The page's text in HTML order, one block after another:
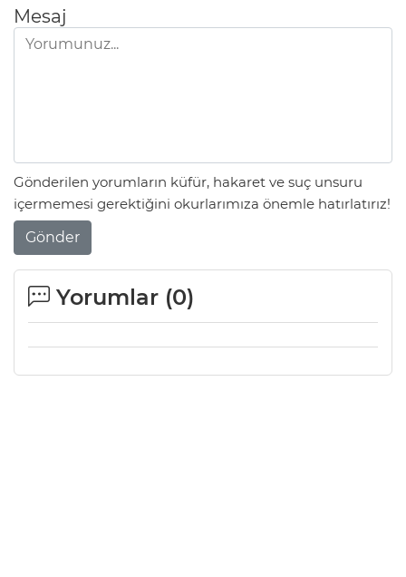
Mesaj
Gönderilen yorumların küfür, hakaret ve suç unsuru
içermemesi gerektiğini okurlarımıza önemle hatırlatırız!
Gönder
Yorumlar (0)